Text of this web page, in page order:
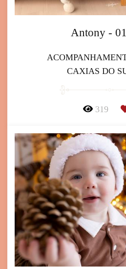
Antony -
CAXIAS DO
319